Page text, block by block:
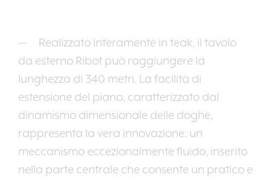
Realizzato interamente in teak, il tavolo
da esterno Ribot può raggiungere la
lunghezza di 340 metri. La facilità di
estensione del piano, caratterizzato dal
dinamismo dimensionale delle doghe,
rappresenta la vera innovazione: un
meccanismo eccezionalmente fluido, inserito
nella parte centrale che consente un pratico e